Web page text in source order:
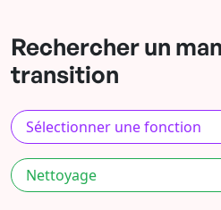
Rechercher un
transition